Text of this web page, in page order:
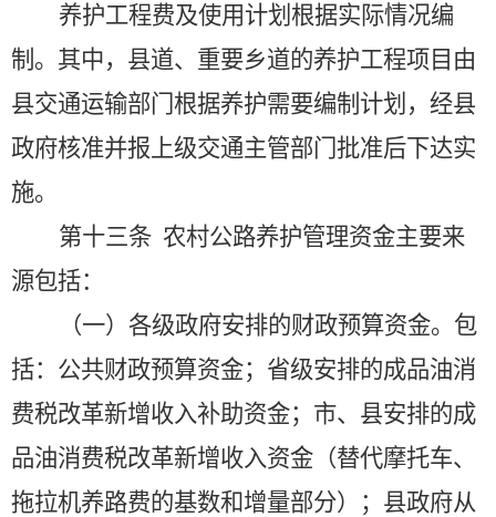
养护工程费及使用计划根据实际情况编
制。其中，县道、重要乡道的养护工程项目由
县交通运输部门根据养护需要编制计划，经县
政府核准并报上级交通主管部门批准后下达实
施。
第十三条 农村公路养护管理资金主要来
源包括：
（一）各级政府安排的财政预算资金。包
括：公共财政预算资金；省级安排的成品油消
费税改革新增收入补助资金；市、县安排的成
品油消费税改革新增收入资金（替代摩托车、
拖拉机养路费的基数和增量部分）；县政府从